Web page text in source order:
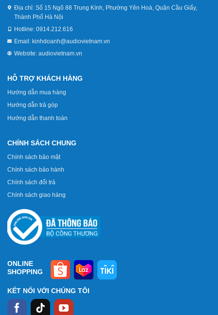
Địa chỉ: Số 15 Ngõ 88 Trung Kính, Phường Yên Hoà, Quận Cầu Giấy,
Thành Phố Hà Nội
Hotline: 0914.212.616
Email: kinhdoanh@audiovietnam.vn
Website: audiovietnam.vn
HỖ TRỢ KHÁCH HÀNG
Hướng dẫn mua hàng
Hướng dẫn trả góp
Hướng dẫn thanh toán
CHÍNH SÁCH CHUNG
Chính sách bảo mật
Chính sách bảo hành
Chính sách đổi trả
Chính sách giao hàng
ONLINE
SHOPPING
KẾT NỐI VỚI CHÚNG TÔI